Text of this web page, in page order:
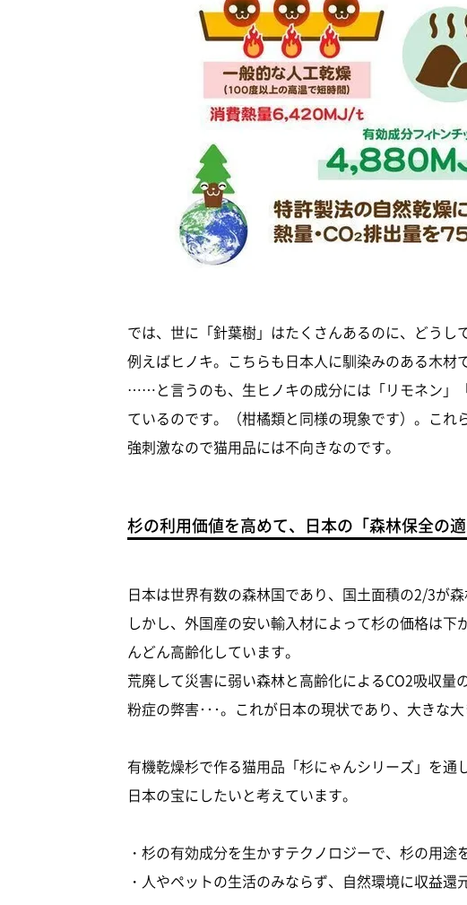
では、世に「針葉樹」はたくさんあるのに、どうし
例えばヒノキ。こちらも日本人に馴染みのある木材
……と言うのも、生ヒノキの成分には「リモネン」
ているのです。（柑橘類と同様の現象です）。これ
強刺激なので猫用品には不向きなのです。
杉の利用価値を高めて、日本の「森林保全の
日本は世界有数の森林国であり、国土面積の2/3が森
しかし、外国産の安い輸入材によって杉の価格は
んどん高齢化しています。
荒廃して災害に弱い森林と高齢化によるCO2吸収
粉症の弊害･･･。これが日本の現状であり、大きな大
有機乾燥杉で作る猫用品「杉にゃんシリーズ」を
日本の宝にしたいと考えています。
・杉の有効成分を生かすテクノロジーで、杉の用
・人やペットの生活のみならず、自然環境に収益還